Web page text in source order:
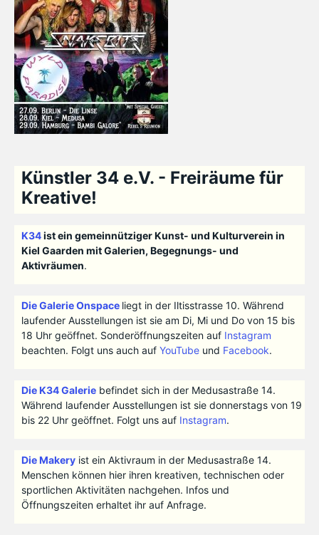
Künstler 34 e.V. - Freiräume für
Kreative!
K34ist ein gemeinnütziger Kunst- und Kulturverein in
Kiel Gaarden mit Galerien, Begegnungs- und
Aktivräumen.
Die Galerie Onspace liegt in der Iltisstrasse 10. Während
laufender Ausstellungen ist sie am Di, Mi und Do von 15 bis
18 Uhr geöffnet. Sonderöffnungszeiten auf Instagram
beachten. Folgt uns auch auf YouTubeund Facebook.
Die K34 Galeriebefindet sich in der Medusastraße 14.
Während laufender Ausstellungen ist sie donnerstags von 19
bis 22 Uhr geöffnet. Folgt uns auf Instagram.
Die Makeryist ein Aktivraum in der Medusastraße 14.
Menschen können hier ihren kreativen, technischen oder
sportlichen Aktivitäten nachgehen. Infos und
Öffnungszeiten erhaltet ihr auf Anfrage.